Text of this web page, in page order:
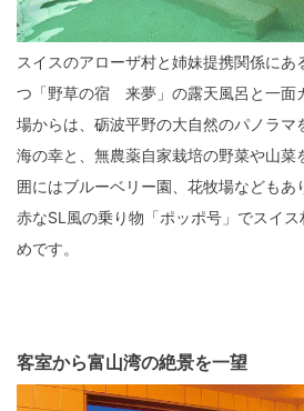
スイスのアローザ村と姉妹提携関係にあ
つ「野草の宿 来夢」の露天風呂と一面
場からは、砺波平野の大自然のパノラマ
海の幸と、無農薬自家栽培の野菜や山菜
囲にはブルーベリー園、花牧場などもあ
赤なSL風の乗り物「ポッポ号」でスイ
めです。
客室から富山湾の絶景を一望